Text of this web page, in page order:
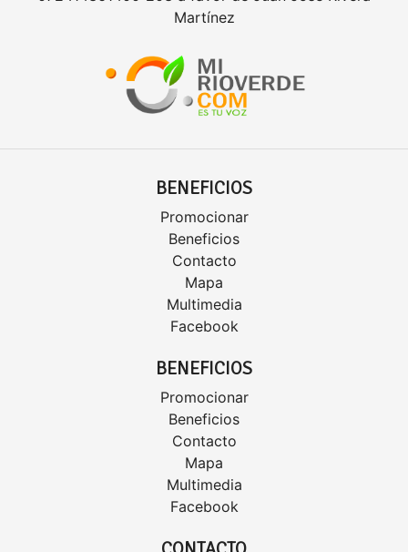
Martínez
BENEFICIOS
Promocionar
Beneficios
Contacto
Mapa
Multimedia
Facebook
BENEFICIOS
Promocionar
Beneficios
Contacto
Mapa
Multimedia
Facebook